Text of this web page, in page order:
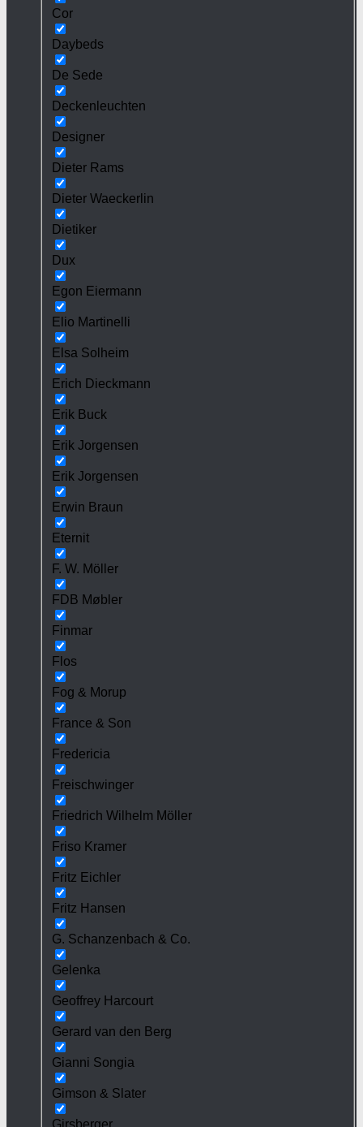
Cor
Daybeds
De Sede
Deckenleuchten
Designer
Dieter Rams
Dieter Waeckerlin
Dietiker
Dux
Egon Eiermann
Elio Martinelli
Elsa Solheim
Erich Dieckmann
Erik Buck
Erik Jorgensen
Erik Jorgensen
Erwin Braun
Eternit
F. W. Möller
FDB Møbler
Finmar
Flos
Fog & Morup
France & Son
Fredericia
Freischwinger
Friedrich Wilhelm Möller
Friso Kramer
Fritz Eichler
Fritz Hansen
G. Schanzenbach & Co.
Gelenka
Geoffrey Harcourt
Gerard van den Berg
Gianni Songia
Gimson & Slater
Girsberger